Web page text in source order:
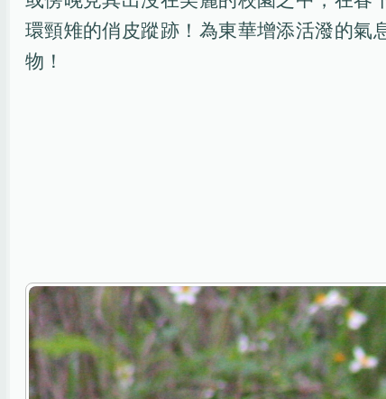
環頸雉的俏皮蹤跡！為東華增添活潑的氣
物！